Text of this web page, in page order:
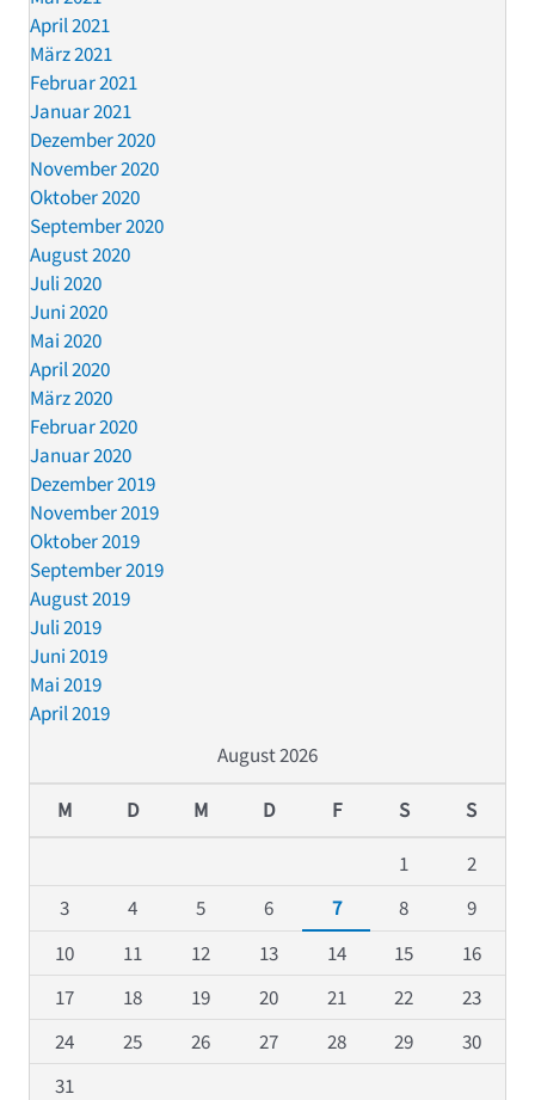
April 2021
März 2021
Februar 2021
Januar 2021
Dezember 2020
November 2020
Oktober 2020
September 2020
August 2020
Juli 2020
Juni 2020
Mai 2020
April 2020
März 2020
Februar 2020
Januar 2020
Dezember 2019
November 2019
Oktober 2019
September 2019
August 2019
Juli 2019
Juni 2019
Mai 2019
April 2019
August 2026
M D M D F S S
1
2
3
4 5 6 7 8
9
10
11 12 13 14 15
16
17
18 19 20 21 22
23
24
25 26 27 28 29
30
31